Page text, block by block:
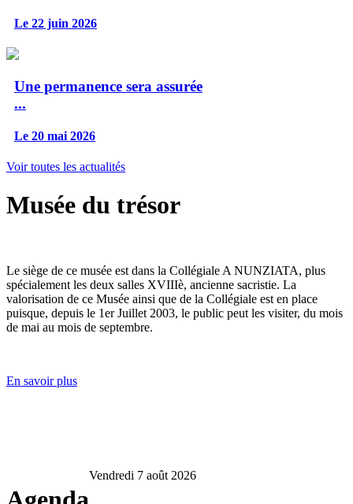
Le 22 juin 2026
Une permanence sera assurée
...
Le 20 mai 2026
Voir toutes les actualités
Musée du trésor
Le siège de ce musée est dans la Collégiale A NUNZIATA, plus
spécialement les deux salles XVIIIè, ancienne sacristie. La
valorisation de ce Musée ainsi que de la Collégiale est en place
puisque, depuis le 1er Juillet 2003, le public peut les visiter, du mois
de mai au mois de septembre.
En savoir plus
Vendredi 7 août 2026